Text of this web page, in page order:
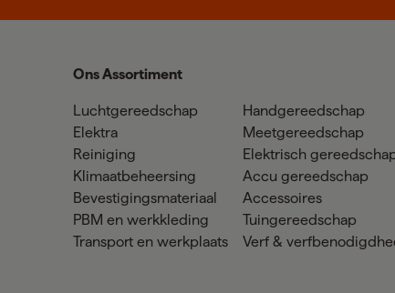
Ons Assortiment
Luchtgereedschap
Elektra
Reiniging
Klimaatbeheersing
Bevestigingsmateriaal
PBM en werkkleding
Transport en werkplaats
Handgereedschap
Meetgereedschap
Elektrisch
Accu gereedschap
Accessoires
Tuingereedschap
Verf &